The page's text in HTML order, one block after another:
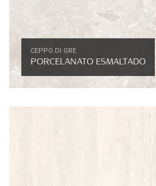
CEPPO DI GRE
PORCELANATO ESMALTADO